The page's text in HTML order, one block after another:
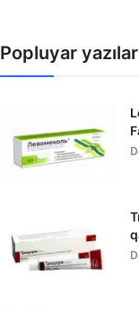
Popluyar yazılar